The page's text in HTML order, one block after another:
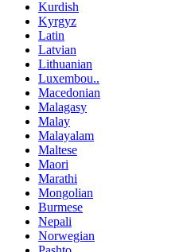
Kurdish
Kyrgyz
Latin
Latvian
Lithuanian
Luxembou..
Macedonian
Malagasy
Malay
Malayalam
Maltese
Maori
Marathi
Mongolian
Burmese
Nepali
Norwegian